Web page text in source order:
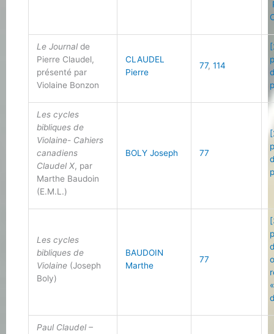
Le Journal de
Pierre Claudel,
présenté par
Violaine Bonzon
CLAUDEL
Pierre
77,114
Les cycles
bibliques de
Violaine- Cahiers
canadiens
Claudel X, par
Marthe Baudoin
(E.M.L.)
BOLY Joseph 77
Les cycles
bibliques de
Violaine (Joseph
Boly)
BAUDOIN
Marthe
77
Paul Claudel –